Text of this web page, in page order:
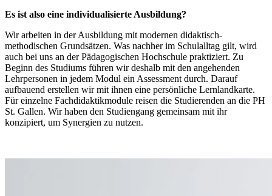
Es ist also eine individualisierte Ausbildung?
Wir arbeiten in der Ausbildung mit modernen didaktisch-
methodischen Grundsätzen. Was nachher im Schulalltag gilt, wird
auch bei uns an der Pädagogischen Hochschule praktiziert. Zu
Beginn des Studiums führen wir deshalb mit den angehenden
Lehrpersonen in jedem Modul ein Assessment durch. Darauf
aufbauend erstellen wir mit ihnen eine persönliche Lernlandkarte.
Für einzelne Fachdidaktikmodule reisen die Studierenden an die PH
St. Gallen. Wir haben den Studiengang gemeinsam mit ihr
konzipiert, um Synergien zu nutzen.